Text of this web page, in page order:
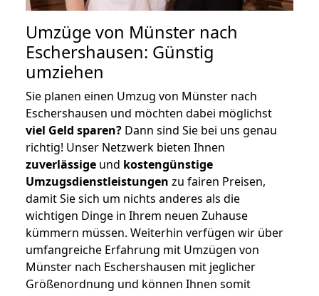
Umzüge von Münster nach
Eschershausen: Günstig
umziehen
Sie planen einen Umzug von Münster nach
Eschershausen und möchten dabei möglichst
viel Geld sparen? Dann sind Sie bei uns genau
richtig! Unser Netzwerk bieten Ihnen
zuverlässige und kostengünstige
Umzugsdienstleistungen zu fairen Preisen,
damit Sie sich um nichts anderes als die
wichtigen Dinge in Ihrem neuen Zuhause
kümmern müssen. Weiterhin verfügen wir über
umfangreiche Erfahrung mit Umzügen von
Münster nach Eschershausen mit jeglicher
Größenordnung und können Ihnen somit